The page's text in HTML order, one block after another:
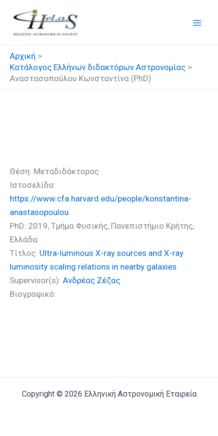
στο
περιεχόμενο
Αρχική
Κατάλογος Ελλήνων διδακτόρων Αστρονομίας
Αναστασοπούλου Κωνσταντίνα (PhD)
Θέση: Μεταδιδάκτορας
Ιστοσελίδα:
https://www.cfa.harvard.edu/people/konstantina-
anastasopoulou
PhD: 2019, Τμήμα Φυσικής, Πανεπιστήμιο Κρήτης,
Ελλάδα
Τίτλος: Ultra-luminous X-ray sources and X-ray
luminosity scaling relations in nearby galaxies
Supervisor(s): Ανδρέας Ζέζας
Βιογραφικό:
Copyright © 2026 Ελληνική Αστρονομική Εταιρεία